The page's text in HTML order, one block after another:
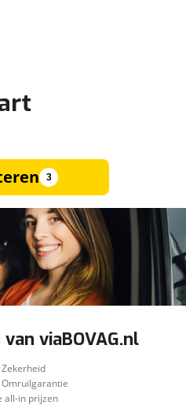
3
viaBOVAG.nl
Zekerheid
Omruilgarantie
all-in prijzen